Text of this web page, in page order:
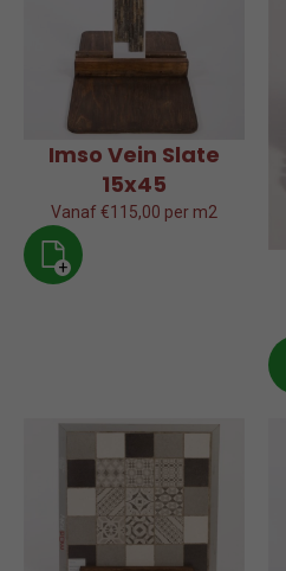
Imso Vein Slate
15x45
Vanaf €115,00 per m2
+